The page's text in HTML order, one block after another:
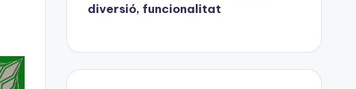
diversió, funcionalitat